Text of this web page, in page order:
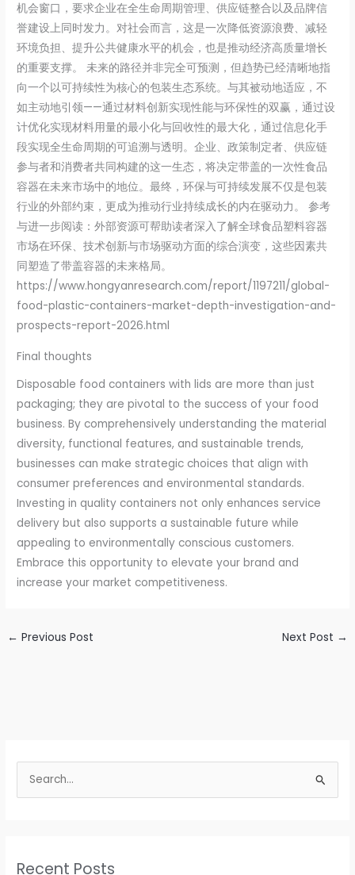
Recent Posts
机会窗口，要求企业在全生命周期管理、供应链整合以及品牌信
誉建设上同时发力。对社会而言，这是一次降低资源浪费、减轻
环境负担、提升公共健康水平的机会，也是推动经济高质量增长
的重要支撑。 未来的路径并非完全可预测，但趋势已经清晰地指
向一个以可持续性为核心的包装生态系统。与其被动地适应，不
如主动地引领——通过材料创新实现性能与环保性的双赢，通过设
计优化实现材料用量的最小化与回收性的最大化，通过信息化手
段实现全生命周期的可追溯与透明。企业、政策制定者、供应链
参与者和消费者共同构建的这一生态，将决定带盖的一次性食品
容器在未来市场中的地位。最终，环保与可持续发展不仅是包装
行业的外部约束，更成为推动行业持续成长的内在驱动力。 参考
与进一步阅读：外部资源可帮助读者深入了解全球食品塑料容器
市场在环保、技术创新与市场驱动方面的综合演变，这些因素共
同塑造了带盖容器的未来格局。
https://www.hongyanresearch.com/report/1197211/global-
food-plastic-containers-market-depth-investigation-and-
prospects-report-2026.html
Final thoughts
Disposable food containers with lids are more than just
packaging; they are pivotal to the success of your food
business. By comprehensively understanding the material
diversity, functional features, and sustainable trends,
businesses can make strategic choices that align with
consumer preferences and environmental standards.
Investing in quality containers not only enhances service
delivery but also supports a sustainable future while
appealing to environmentally conscious customers.
Embrace this opportunity to elevate your brand and
increase your market competitiveness.
← Previous Post Next Post →